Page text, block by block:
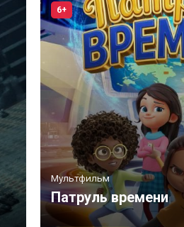
6+
Мультфильм
Патруль времени